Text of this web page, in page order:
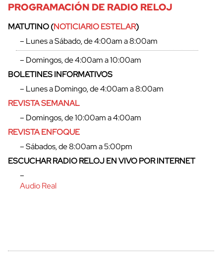
PROGRAMACIÓN DE RADIO RELOJ
MATUTINO (NOTICIARIO ESTELAR)
– Lunes a Sábado, de 4:00am a 8:00am
– Domingos, de 4:00am a 10:00am
BOLETINES INFORMATIVOS
– Lunes a Domingo, de 4:00am a 8:00am
REVISTA SEMANAL
– Domingos, de 10:00am a 4:00am
REVISTA ENFOQUE
– Sábados, de 8:00am a 5:00pm
ESCUCHAR RADIO RELOJ EN VIVO POR INTERNET
–
Audio Real